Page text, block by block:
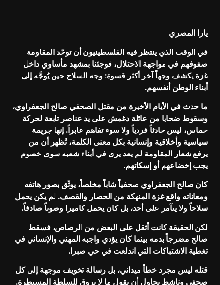
يارا المصري
في الوقت الذي ينتظر فيه الفلسطينيون أن توحّد المقاومة
صفوفهم في مواجهة الاحتلال، فوجئنا بمشهد مأساوي داخل
غزة يكشف وجهاً آخر أكثر قسوة: وجه السلاح حين يُوجَّه إلى
أبناء الوطن أنفسهم.
ما حدث في الأيام الأخيرة من مقتل الصحفي صالح الجعفراوي،
وسقوط ضحايا من عائلة دغمش على يد عناصر تابعة لحركة
حماس، ليس حادثاً فردياً ولا سوء تفاهم عابراً. إنها جريمة
سياسية وأخلاقية وإنسانية بكل معنى الكلمة، تُظهر أن من
يرفع شعار المقاومة لم يعد يرى في أبناء شعبه سوى خصوم
يجب إخضاعهم أو إسكاتهم.
كان صالح الجعفراوي صحفياً شاباً مخلصاً، يوثّق بصور هاتفه
ومعاناته واقع غزة المنهكة من الحصار والقصف. لم يكن يحمل
سلاحاً ولا يتآمر على أحد، بل كان يحمل كاميرا وصوتاً صادقاً.
لكن الحقيقة كانت أثقل على البعض من الرصاص، فسقط
صالح مضرجاً بدمه بينما كان يؤدي واجبه المهني والإنساني في
تغطية الاشتباكات التي اندلعت في حي صبرا.
قتله ليس مجرد خطأ ميداني، بل رسالة تخويف موجهة إلى كل
صحفي وناشط يحاول أن يقول ما لا يروق للسلطة المسيطرة.